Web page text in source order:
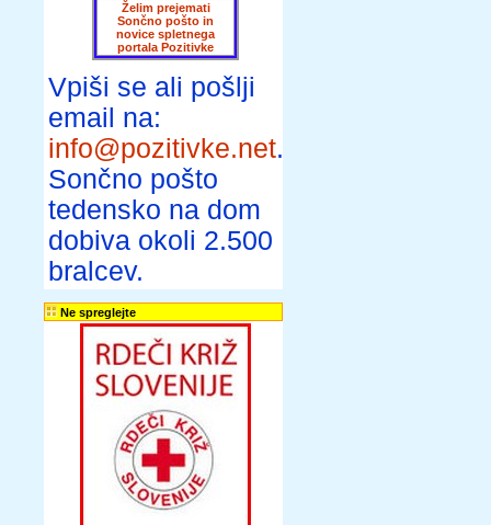
Želim prejemati
Sončno pošto in
novice spletnega
portala Pozitivke
Vpiši se ali pošlji
email na:
info@pozitivke.net.
Sončno pošto
tedensko na dom
dobiva okoli 2.500
bralcev.
Ne spreglejte